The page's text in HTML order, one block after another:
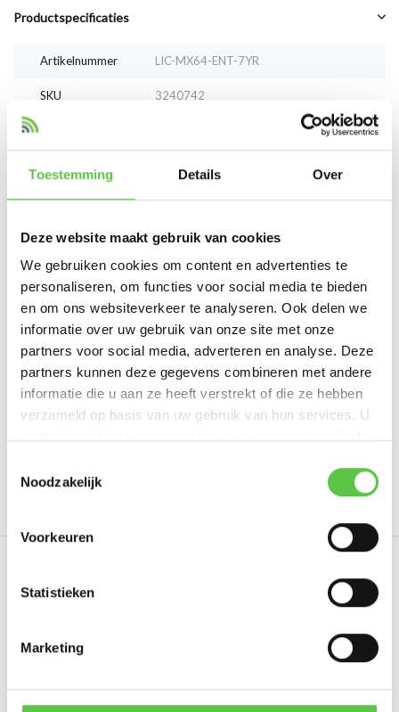
Toestemming Details Over
Deze website maakt gebruik van cookies
We gebruiken cookies om content en advertenties te
personaliseren, om functies voor social media te bieden
en om ons websiteverkeer te analyseren. Ook delen we
informatie over uw gebruik van onze site met onze
partners voor social media, adverteren en analyse. Deze
partners kunnen deze gegevens combineren met andere
informatie die u aan ze heeft verstrekt of die ze hebben
verzameld op basis van uw gebruik van hun services. U
Noodzakelijk
Voorkeuren
Statistieken
Marketing
Productspecificaties
Artikelnummer LIC-MX64-ENT-7YR
SKU 3240742
Vergelijk Delen
Reviews
Based on 0 reviews
Er zijn nog geen reviews geschreven over dit product..
Tags
3240742 LIC-
Abonneer
* Lees hier de wettelijke beperkingen